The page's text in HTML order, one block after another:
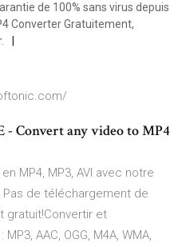
de 100% sans virus depuis
Converter Gratuitement,
Convert any video to MP4
MP4, MP3, AVI avec notre
Pas de téléchargement de
gratuit!Convertir et
AAC, OGG, M4A, WMA,